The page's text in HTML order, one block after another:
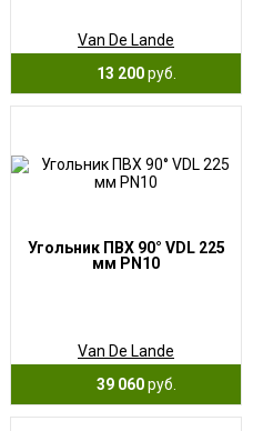
Van De Lande
13 200руб.
Угольник ПВХ 90° VDL 225
мм PN10
Van De Lande
39 060руб.